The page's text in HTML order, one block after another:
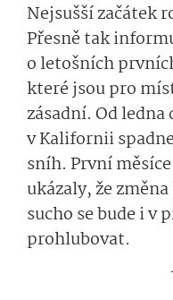
Nejsušší začátek
Přesně tak
o letošních
které jsou pro
zásadní. Od
v Kalifornii
sníh. První
ukázaly, že
sucho se bude i v
prohlubovat.